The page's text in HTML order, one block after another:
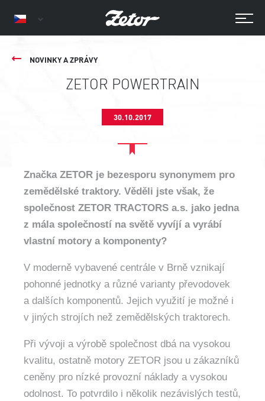
NOVINKY A ZPRÁVY
ZETOR POWERTRAIN
30.10.2017
Značka ZETOR je bezesporu synonymem pro
zemědělské traktory. Věděli jste však, že
společnost ZETOR TRACTORS a.s. jako jedna
z mála společností na světě vyvíjí a vyrábí
vlastní motory a komponenty?
V moderně vybavené centrále v Brně vznikají
pohonné jednotky a různé varianty převodovek
a dalších komponentů. Jejich využití je možné i
v jiných strojích než zemědělských traktorech.
Při vývoji a výrobě společnost dbá na vysokou
kvalitu, ostatně motory ZETOR jsou u zákazníků
ceněny pro nízké provozní náklady a vysokou
odolnost. To potvrdilo i několik nezávislých testů,